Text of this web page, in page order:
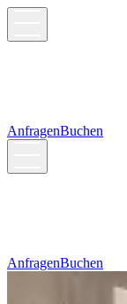
AnfragenBuchen
AnfragenBuchen